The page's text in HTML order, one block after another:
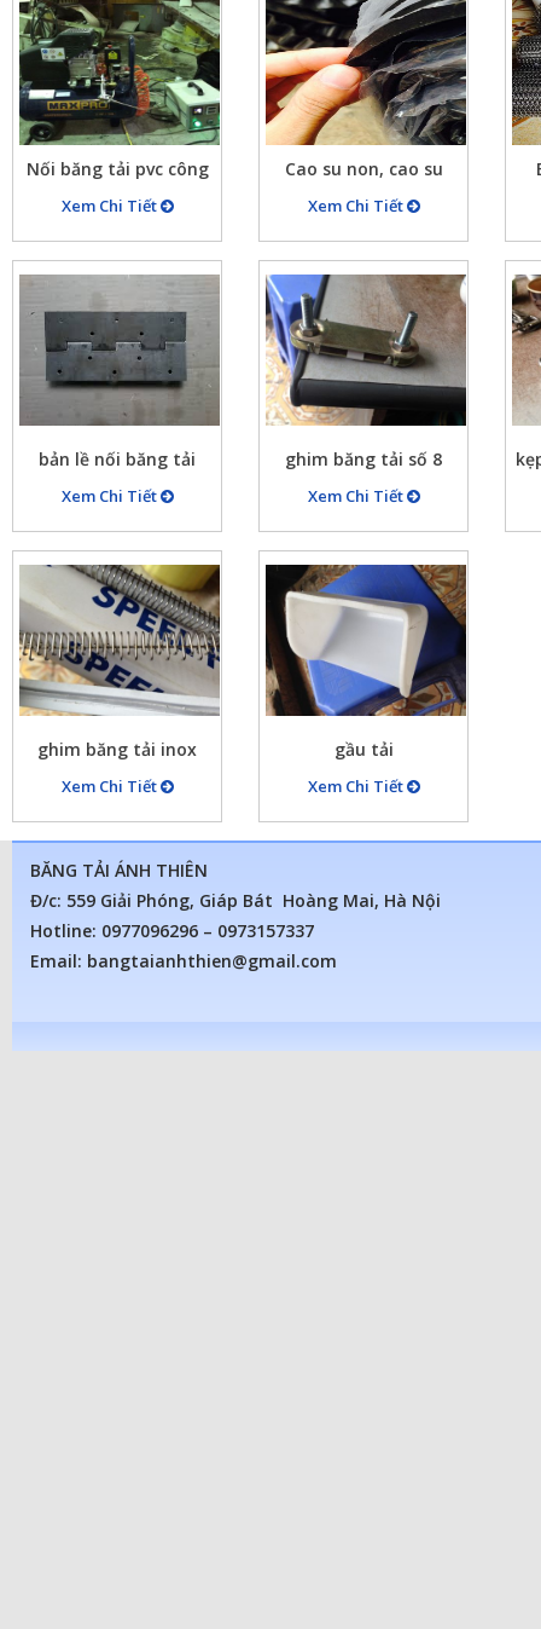
Nối băng tải pvc công
trình
Xem Chi Tiết
Cao su non, cao su
thiên nhiên
Xem Chi Tiết
bản lề nối băng tải
Xem Chi Tiết
ghim băng tải số 8
Xem Chi Tiết
ghim băng tải inox
Xem Chi Tiết
gầu tải
Xem Chi Tiết
BĂNG TẢI ÁNH THIÊN
Đ/c: 559 Giải Phóng, Giáp Bát Hoàng Mai, Hà Nội
Hotline: 0977096296 – 0973157337
Email: bangtaianhthien@gmail.com